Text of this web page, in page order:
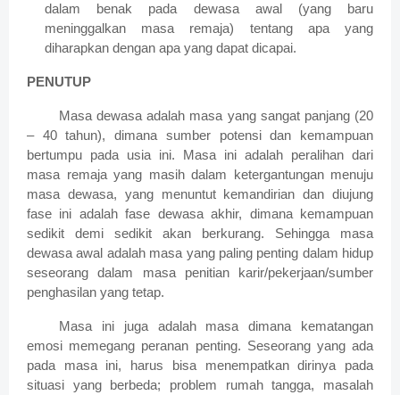
dalam benak pada dewasa awal (yang baru
meninggalkan masa remaja) tentang apa yang
diharapkan dengan apa yang dapat dicapai.
PENUTUP
Masa dewasa adalah masa yang sangat panjang (20
– 40 tahun), dimana sumber potensi dan kemampuan
bertumpu pada usia ini. Masa ini adalah peralihan dari
masa remaja yang masih dalam ketergantungan menuju
masa dewasa, yang menuntut kemandirian dan diujung
fase ini adalah fase dewasa akhir, dimana kemampuan
sedikit demi sedikit akan berkurang. Sehingga masa
dewasa awal adalah masa yang paling penting dalam hidup
seseorang dalam masa penitian karir/pekerjaan/sumber
penghasilan yang tetap.
Masa ini juga adalah masa dimana kematangan
emosi memegang peranan penting. Seseorang yang ada
pada masa ini, harus bisa menempatkan dirinya pada
situasi yang berbeda; problem rumah tangga, masalah